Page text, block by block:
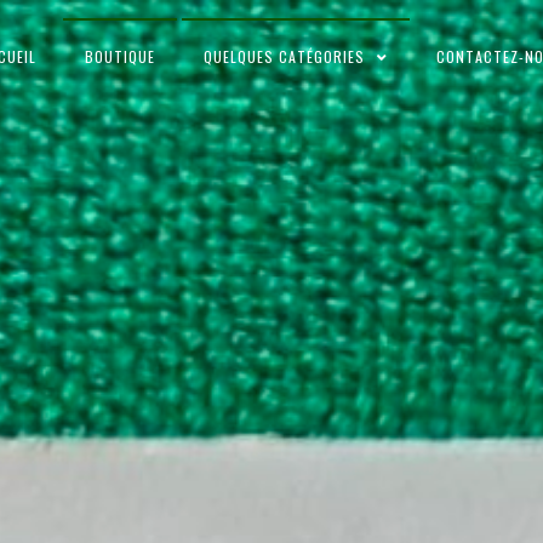
BOUTIQUE QUELQUES CATÉGORIES CONTACTEZ-